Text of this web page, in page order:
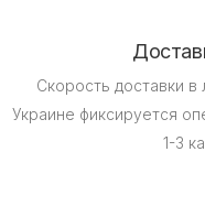
Скорость доставки
Украине фиксируется
1-3